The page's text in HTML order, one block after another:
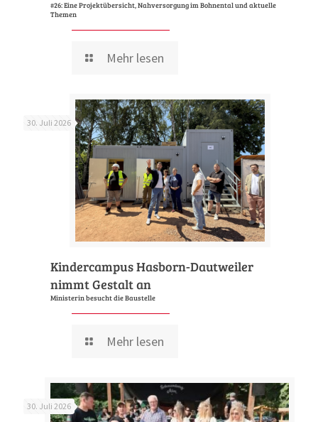
#26: Eine Projektübersicht, Nahversorgung im Bohnental und aktuelle
Themen
Mehr lesen
30. Juli 2026
Kindercampus Hasborn-Dautweiler
nimmt Gestalt an
Ministerin besucht die Baustelle
Mehr lesen
30. Juli 2026